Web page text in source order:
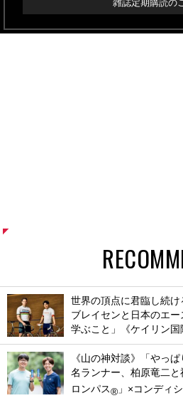
雑誌定期購読の
世界の頂点に君臨し続
ブレイセンと日本のエ
学ぶこと」《ケイリン国
《山の神対談》「やっ
名ランナー、柏原竜二
ロンパス® 」×コンディ